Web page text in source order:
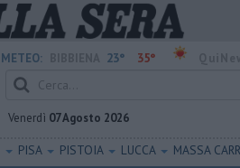
METEO: 23° 35°
Venerdì 07 Agosto 2026
PISA PISTOIA LUCCA MASSA